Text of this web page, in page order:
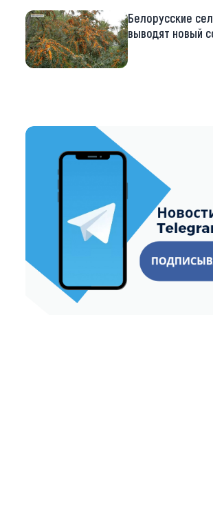
Белорусские
выводят новый
https://t.me/minskctvby